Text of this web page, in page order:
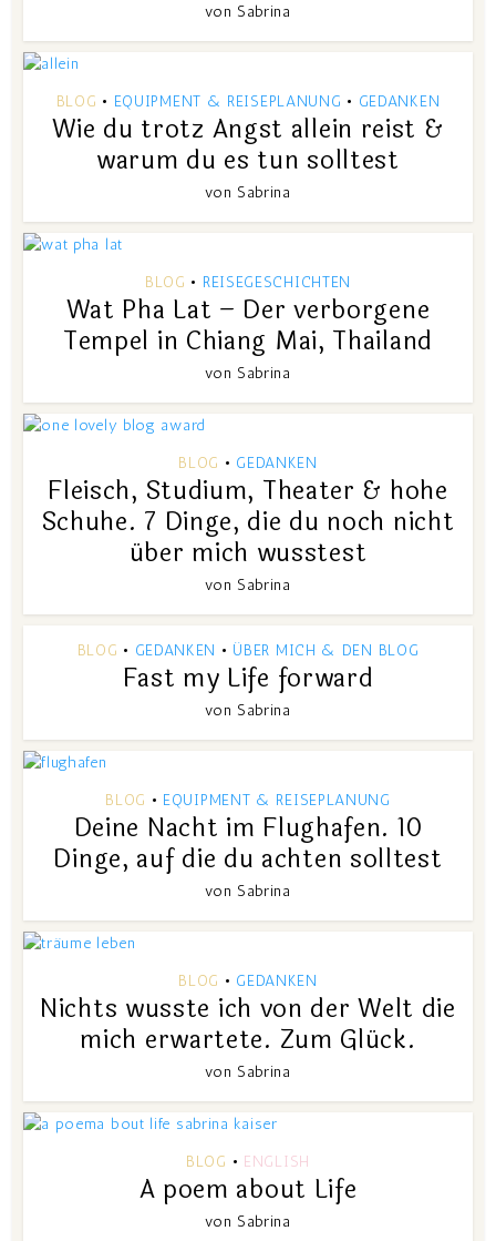
von Sabrina
BLOG • EQUIPMENT & REISEPLANUNG • GEDANKEN
Wie du trotz Angst allein reist &
warum du es tun solltest
von Sabrina
BLOG • REISEGESCHICHTEN
Wat Pha Lat – Der verborgene
Tempel in Chiang Mai, Thailand
von Sabrina
BLOG • GEDANKEN
Fleisch, Studium, Theater & hohe
Schuhe. 7 Dinge, die du noch nicht
über mich wusstest
von Sabrina
BLOG • GEDANKEN • ÜBER MICH & DEN BLOG
Fast my Life forward
von Sabrina
BLOG • EQUIPMENT & REISEPLANUNG
Deine Nacht im Flughafen. 10
Dinge, auf die du achten solltest
von Sabrina
BLOG • GEDANKEN
Nichts wusste ich von der Welt die
mich erwartete. Zum Glück.
von Sabrina
BLOG • ENGLISH
A poem about Life
von Sabrina